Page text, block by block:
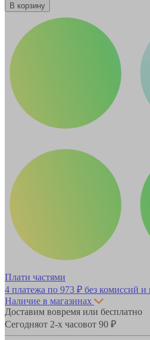
В корзину
Плати частями
4 платежа по 973 ₽ без комиссий и
Наличие в магазинах
Доставим вовремя или бесплатно
Сегодняот 2-х часовот 90 ₽